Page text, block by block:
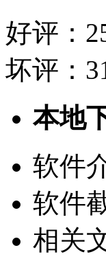
好评：
坏评：
本地
软件
软件
相关